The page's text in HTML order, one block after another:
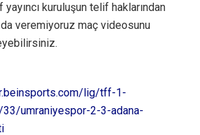
kuruluşun telif haklarından
veremiyoruz maç videosunu
lig/tff-1-
umraniyespor-2-3-adana-